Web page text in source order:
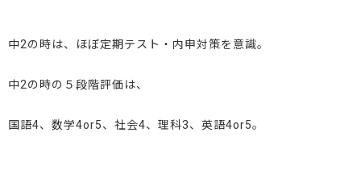
中2の時は、ほぼ定期テスト・内申対策を意識。
中2の時の５段階評価は、
国語4、数学4or5、社会4、理科3、英語4or5。